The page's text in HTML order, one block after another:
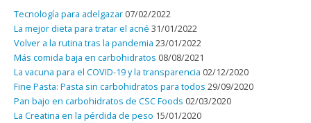
Tecnología para adelgazar 07/02/2022
La mejor dieta para tratar el acné 31/01/2022
Volver a la rutina tras la pandemia 23/01/2022
Más comida baja en carbohidratos 08/08/2021
La vacuna para el COVID-19 y la transparencia 02/12/2020
Fine Pasta: Pasta sin carbohidratos para todos 29/09/2020
Pan bajo en carbohidratos de CSC Foods 02/03/2020
La Creatina en la pérdida de peso 15/01/2020